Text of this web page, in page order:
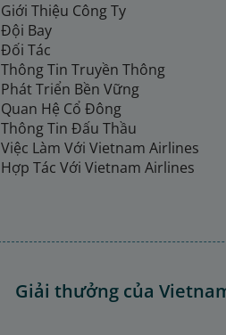
Giới Thiệu Công Ty
Đội Bay
Đối Tác
Thông Tin Truyền Thông
Phát Triển Bền Vững
Quan Hệ Cổ Đông
Thông Tin Đấu Thầu
Việc Làm Với Vietnam Airlines
Hợp Tác Với Vietnam Airlines
Giải thưởng của